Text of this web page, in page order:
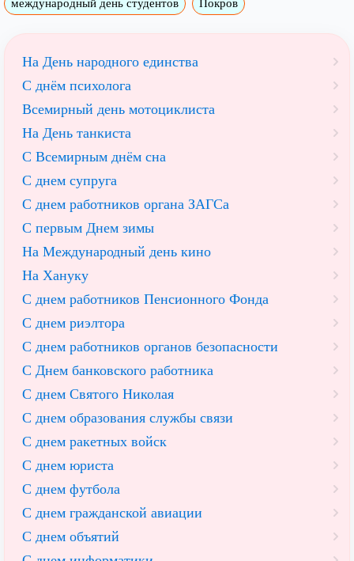
международный день студентов Покров
На День народного единства
С днём психолога
Всемирный день мотоциклиста
На День танкиста
С Всемирным днём сна
С днем супруга
С днем работников органа ЗАГСа
С первым Днем зимы
На Международный день кино
На Хануку
С днем работников Пенсионного Фонда
С днем риэлтора
С днем работников органов безопасности
С Днем банковского работника
С днем Святого Николая
С днем образования службы связи
С днем ракетных войск
С днем юриста
С днем футбола
С днем гражданской авиации
С днем объятий